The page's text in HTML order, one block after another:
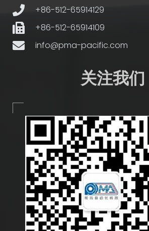
+86-512-65914129
+86-512-65914109
info@pma-pacific.com
关注我们